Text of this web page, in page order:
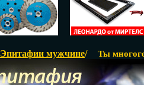
Эпитафии мужчине/ Ты